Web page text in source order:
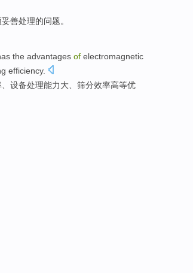
善处理的问题。
the advantages of electromagnetic
efficiency.
、设备处理能力大 、筛分效率高等优